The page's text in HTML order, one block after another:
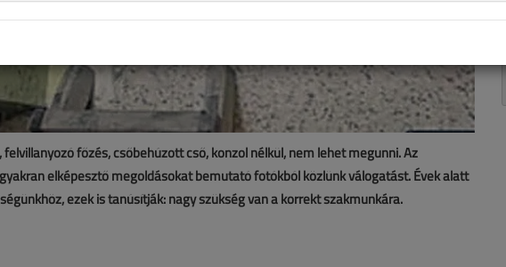
főzés, csőbehúzott cső, konzol nélkül, nem lehet megunni. Az
elképesztő megoldásokat bemutató fotókból közlünk válogatást. Évek alatt
ezek is tanúsítják: nagy szükség van a korrekt szakmunkára.